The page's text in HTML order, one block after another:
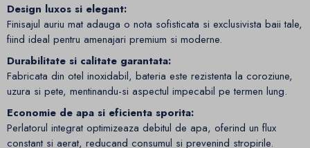
Design luxos si elegant:
Finisajul auriu mat adauga o nota sofisticata si exclusivista baii tale,
fiind ideal pentru amenajari premium si moderne.
Durabilitate si calitate garantata:
Fabricata din otel inoxidabil, bateria este rezistenta la coroziune,
uzura si pete, mentinandu-si aspectul impecabil pe termen lung.
Economie de apa si eficienta sporita:
Perlatorul integrat optimizeaza debitul de apa, oferind un flux
constant si aerat, reducand consumul si prevenind stropirile.